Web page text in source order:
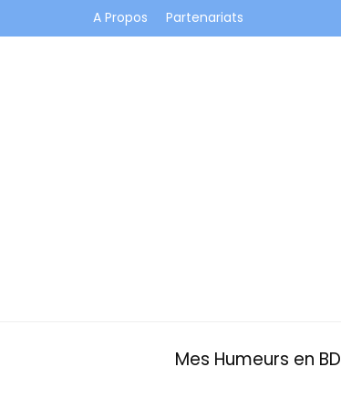
A Propos Partenariats
Mes Humeurs en BD